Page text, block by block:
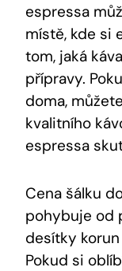
espressa
místě, kde si
tom, jaká
přípravy.
doma,
kvalitního
espressa
Cena šálku
pohybuje od
desítky
Pokud si